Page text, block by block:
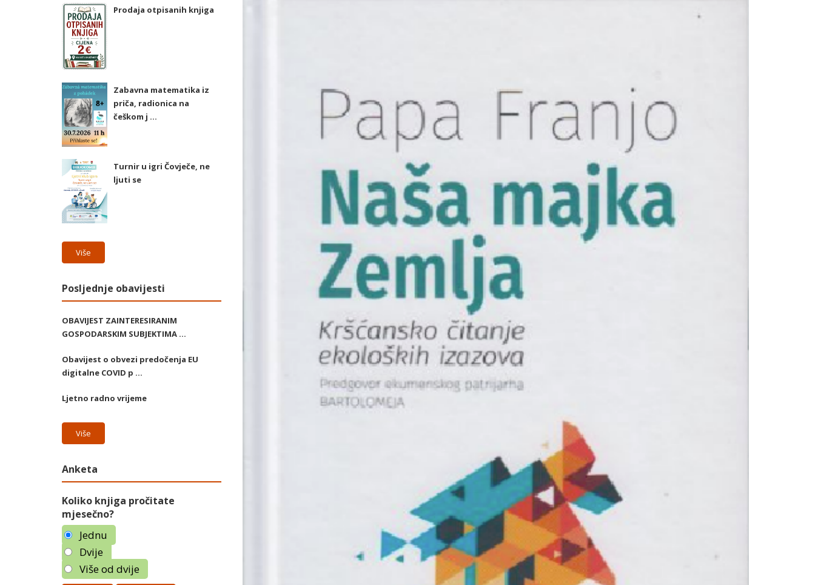
Prodaja otpisanih knjiga
Zabavna matematika iz
priča, radionica na
češkom j ...
Turnir u igri Čovječe, ne
ljuti se
Više
Posljednje obavijesti
OBAVIJEST ZAINTERESIRANIM
GOSPODARSKIM SUBJEKTIMA ...
Obavijest o obvezi predočenja EU
digitalne COVID p ...
Ljetno radno vrijeme
Više
Anketa
Koliko knjiga pročitate
mjesečno?
Jednu
Dvije
Više od dvije